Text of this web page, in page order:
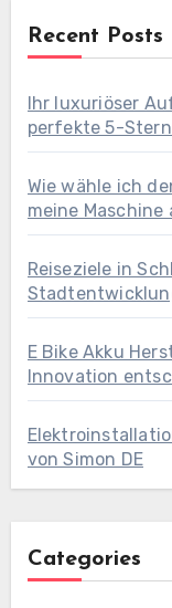
Recent Posts
Ihr luxuriöser
perfekte 5-
Wie wähle ich
meine Maschine
Reiseziele in
E Bike Akku
Innovation
von Simon DE
Categories